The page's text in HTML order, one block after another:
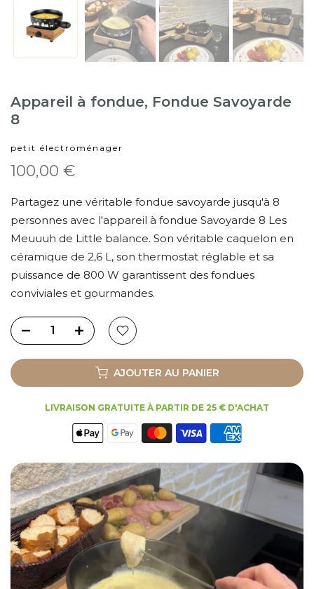
Appareil à fondue, Fondue Savoyarde
8
petit électroménager
100,00 €
Partagez une véritable fondue savoyarde jusqu'à 8
personnes avec l'appareil à fondue Savoyarde 8 Les
Meuuuh de Little balance. Son véritable caquelon en
céramique de 2,6 L, son thermostat réglable et sa
puissance de 800 W garantissent des fondues
conviviales et gourmandes.
AJOUTER AU PANIER
LIVRAISON GRATUITE À PARTIR DE 25 € D'ACHAT